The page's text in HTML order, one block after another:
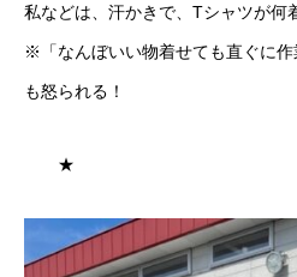
私などは、汗かきで、Tシャツが何
※「なんぼいい物着せても直ぐに
も怒られる！
★